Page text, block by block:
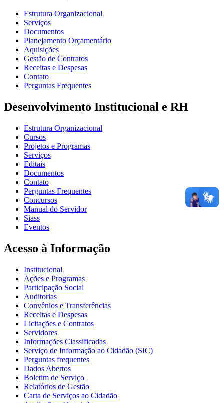
Estrutura Organizacional
Serviços
Documentos
Planejamento Orçamentário
Aquisições
Gestão de Contratos
Receitas e Despesas
Contato
Perguntas Frequentes
Desenvolvimento Institucional e RH
Estrutura Organizacional
Cursos
Projetos e Programas
Serviços
Editais
Documentos
Contato
Perguntas Frequentes
Concursos
Manual do Servidor
Siass
Eventos
Acesso à Informação
Institucional
Ações e Programas
Participação Social
Auditorias
Convênios e Transferências
Receitas e Despesas
Licitações e Contratos
Servidores
Informações Classificadas
Serviço de Informação ao Cidadão (SIC)
Perguntas frequentes
Dados Abertos
Boletim de Serviço
Relatórios de Gestão
Carta de Serviços ao Cidadão